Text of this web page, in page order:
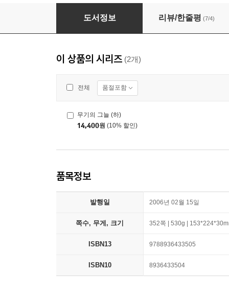
무기의 그늘 (상)
도서정보 리뷰/한줄평 (7/4)
이 상품의 시리즈 (2개)
전체 품절포함
무기의 그늘 (하)
14,400원 (10% 할인)
품목정보
발행일 2006년 02월 15일
쪽수, 무게, 크기 352쪽 | 530g |
ISBN13 9788936433505
ISBN10 8936433504